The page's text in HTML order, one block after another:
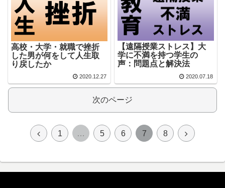
高校・大学・就職で挫折
した男が何をして人生取
り戻したか
2020.12.27
【遠隔授業ストレス】大
学に不満を持つ学生の
声：問題点と解決法
2020.07.18
次のページ
1 … 5 6 7 8